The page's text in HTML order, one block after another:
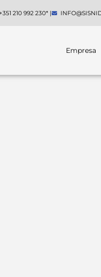
210 992 230* |
Empresa